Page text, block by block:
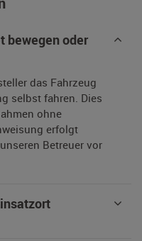
bewegen oder
das Fahrzeug
selbst fahren. Dies
ohne
erfolgt
Betreuer vor